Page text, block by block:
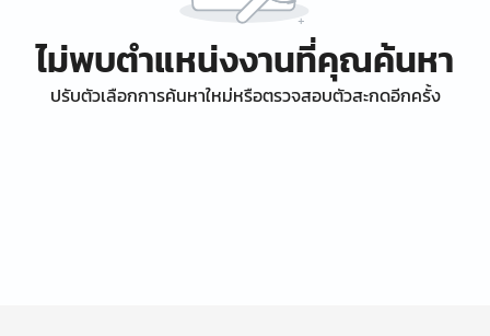
ไม่พบตำแหน่งงานที่คุณค้นหา
ปรับตัวเลือกการค้นหาใหม่หรือตรวจสอบตัวสะกดอีกครั้ง